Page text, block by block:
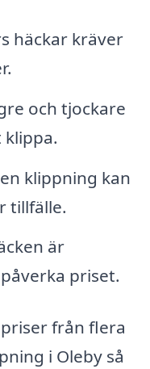
häckar kräver
och tjockare
klippning kan
tillfälle.
är
priset.
från flera
i Oleby så